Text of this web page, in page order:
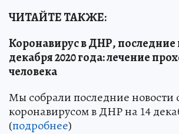
ЧИТАЙТЕ ТАКЖЕ:
Коронавирус в ДНР, последние
декабря 2020 года: лечение
человека
Мы собрали последние новости
коронавирусом в ДНР на 14
(подробнее)